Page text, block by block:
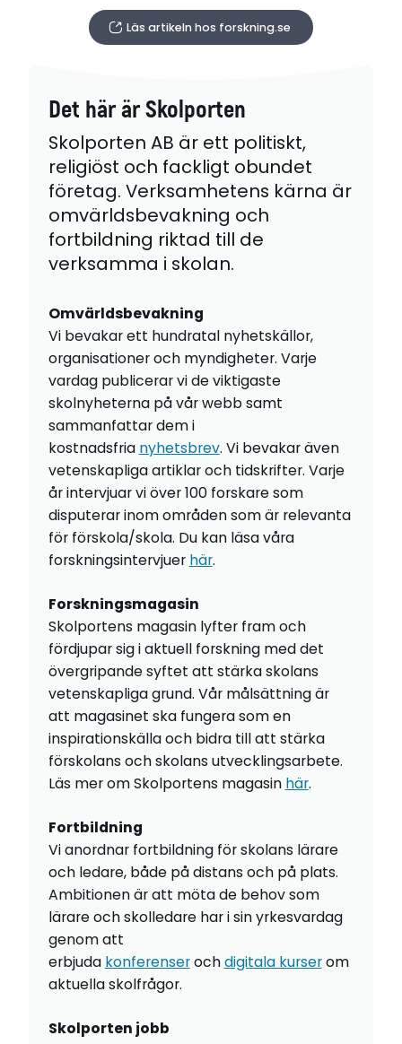
Läs artikeln hos forskning.se
Det här är Skolporten
Skolporten AB är ett politiskt,
religiöst och fackligt obundet
företag. Verksamhetens kärna är
omvärldsbevakning och
fortbildning riktad till de
verksamma i skolan.
Omvärldsbevakning
Vi bevakar ett hundratal nyhetskällor,
organisationer och myndigheter. Varje
vardag publicerar vi de viktigaste
skolnyheterna på vår webb samt
sammanfattar dem i
kostnadsfria nyhetsbrev. Vi bevakar även
vetenskapliga artiklar och tidskrifter. Varje
år intervjuar vi över 100 forskare som
disputerar inom områden som är relevanta
för förskola/skola. Du kan läsa våra
forskningsintervjuer här.
Forskningsmagasin
Skolportens magasin lyfter fram och
fördjupar sig i aktuell forskning med det
övergripande syftet att stärka skolans
vetenskapliga grund. Vår målsättning är
att magasinet ska fungera som en
inspirationskälla och bidra till att stärka
förskolans och skolans utvecklingsarbete.
Läs mer om Skolportens magasin här.
Fortbildning
Vi anordnar fortbildning för skolans lärare
och ledare, både på distans och på plats.
Ambitionen är att möta de behov som
lärare och skolledare har i sin yrkesvardag
genom att
erbjuda konferenserochdigitala kurserom
aktuella skolfrågor.
Skolporten jobb